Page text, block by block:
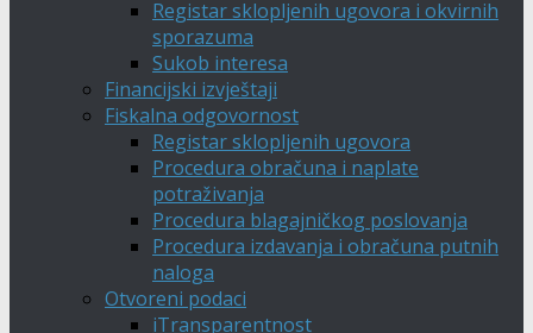
Registar sklopljenih ugovora i okvirnih
sporazuma
Sukob interesa
Financijski izvještaji
Fiskalna odgovornost
Registar sklopljenih ugovora
Procedura obračuna i naplate
potraživanja
Procedura blagajničkog poslovanja
Procedura izdavanja i obračuna putnih
naloga
Otvoreni podaci
iTransparentnost